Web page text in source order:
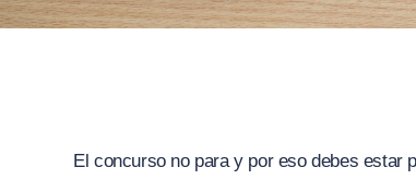
El concurso no para y por eso debes estar